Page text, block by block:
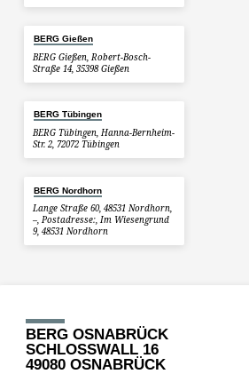
BERG Gießen
BERG Gießen, Robert-Bosch-
Straße 14, 35398 Gießen
BERG Tübingen
BERG Tübingen, Hanna-Bernheim-
Str. 2, 72072 Tübingen
BERG Nordhorn
Lange Straße 60, 48531 Nordhorn,
–, Postadresse:, Im Wiesengrund
9, 48531 Nordhorn
BERG OSNABRÜCK
SCHLOSSWALL 16
49080 OSNABRÜCK